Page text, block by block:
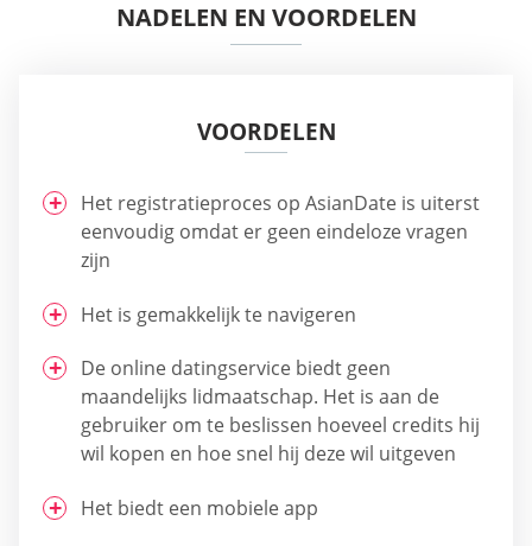
NADELEN EN VOORDELEN
VOORDELEN
Het registratieproces op AsianDate is uiterst
eenvoudig omdat er geen eindeloze vragen
zijn
Het is gemakkelijk te navigeren
De online datingservice biedt geen
maandelijks lidmaatschap. Het is aan de
gebruiker om te beslissen hoeveel credits hij
wil kopen en hoe snel hij deze wil uitgeven
Het biedt een mobiele app